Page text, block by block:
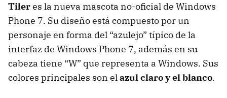
Tileres la nueva mascota no-oficial de Windows
Phone 7. Su diseño está compuesto por un
personaje en forma del “azulejo” típico de la
interfaz de Windows Phone 7, además en su
cabeza tiene “W” que representa a Windows. Sus
colores principales son elazul claro y el blanco.